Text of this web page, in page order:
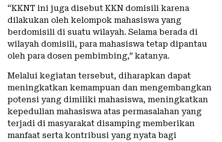
“KKNT ini juga disebut KKN domisili karena
dilakukan oleh kelompok mahasiswa yang
berdomisili di suatu wilayah. Selama berada di
wilayah domisili, para mahasiswa tetap dipantau
oleh para dosen pembimbing,” katanya.
Melalui kegiatan tersebut, diharapkan dapat
meningkatkan kemampuan dan mengembangkan
potensi yang dimiliki mahasiswa, meningkatkan
kepedulian mahasiswa atas permasalahan yang
terjadi di masyarakat disamping memberikan
manfaat serta kontribusi yang nyata bagi